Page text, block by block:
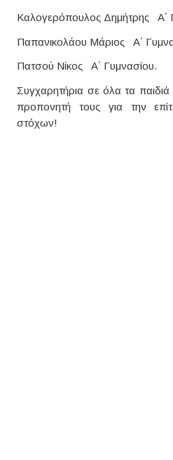
Καλογερόπουλος Δημήτρης Α΄
Παπανικολάου Μάριος Α΄
Πατσού Νίκος Α΄ Γυμνασίου.
Συγχαρητήρια σε όλα τα παιδιά
προπονητή τους για την
στόχων!